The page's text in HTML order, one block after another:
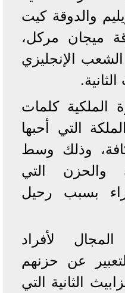
والدوقة كيت
ميجان مركل،
الإنجليزي
الملكية كلمات
التي أحبها
وذلك وسط
والحزن التي
بسبب رحيل
لأفراد
عن حزنهم
الثانية التي